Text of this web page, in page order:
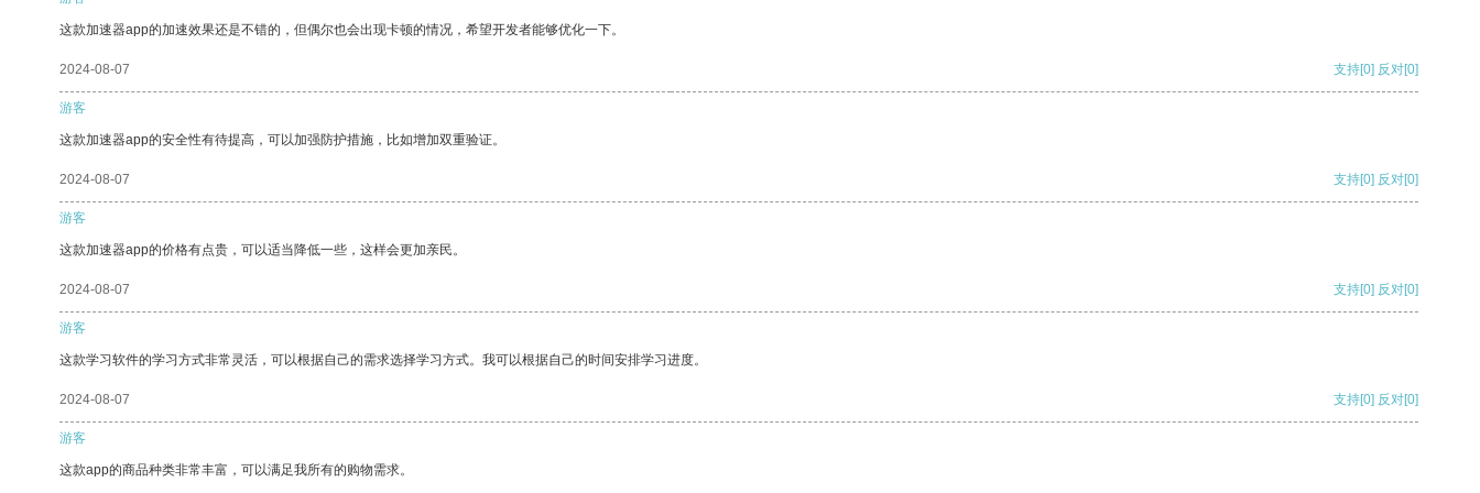
这款加速器app的加速效果还是不错的，但偶尔也会出现卡顿的情况，希望开发者能够优化一下。
2024-08-07 支持[0] 反对[0]
游客
这款加速器app的安全性有待提高，可以加强防护措施，比如增加双重验证。
2024-08-07 支持[0] 反对[0]
游客
这款加速器app的价格有点贵，可以适当降低一些，这样会更加亲民。
2024-08-07 支持[0] 反对[0]
游客
这款学习软件的学习方式非常灵活，可以根据自己的需求选择学习方式。我可以根据自己的时间安排学习进度。
2024-08-07 支持[0] 反对[0]
游客
这款app的商品种类非常丰富，可以满足我所有的购物需求。